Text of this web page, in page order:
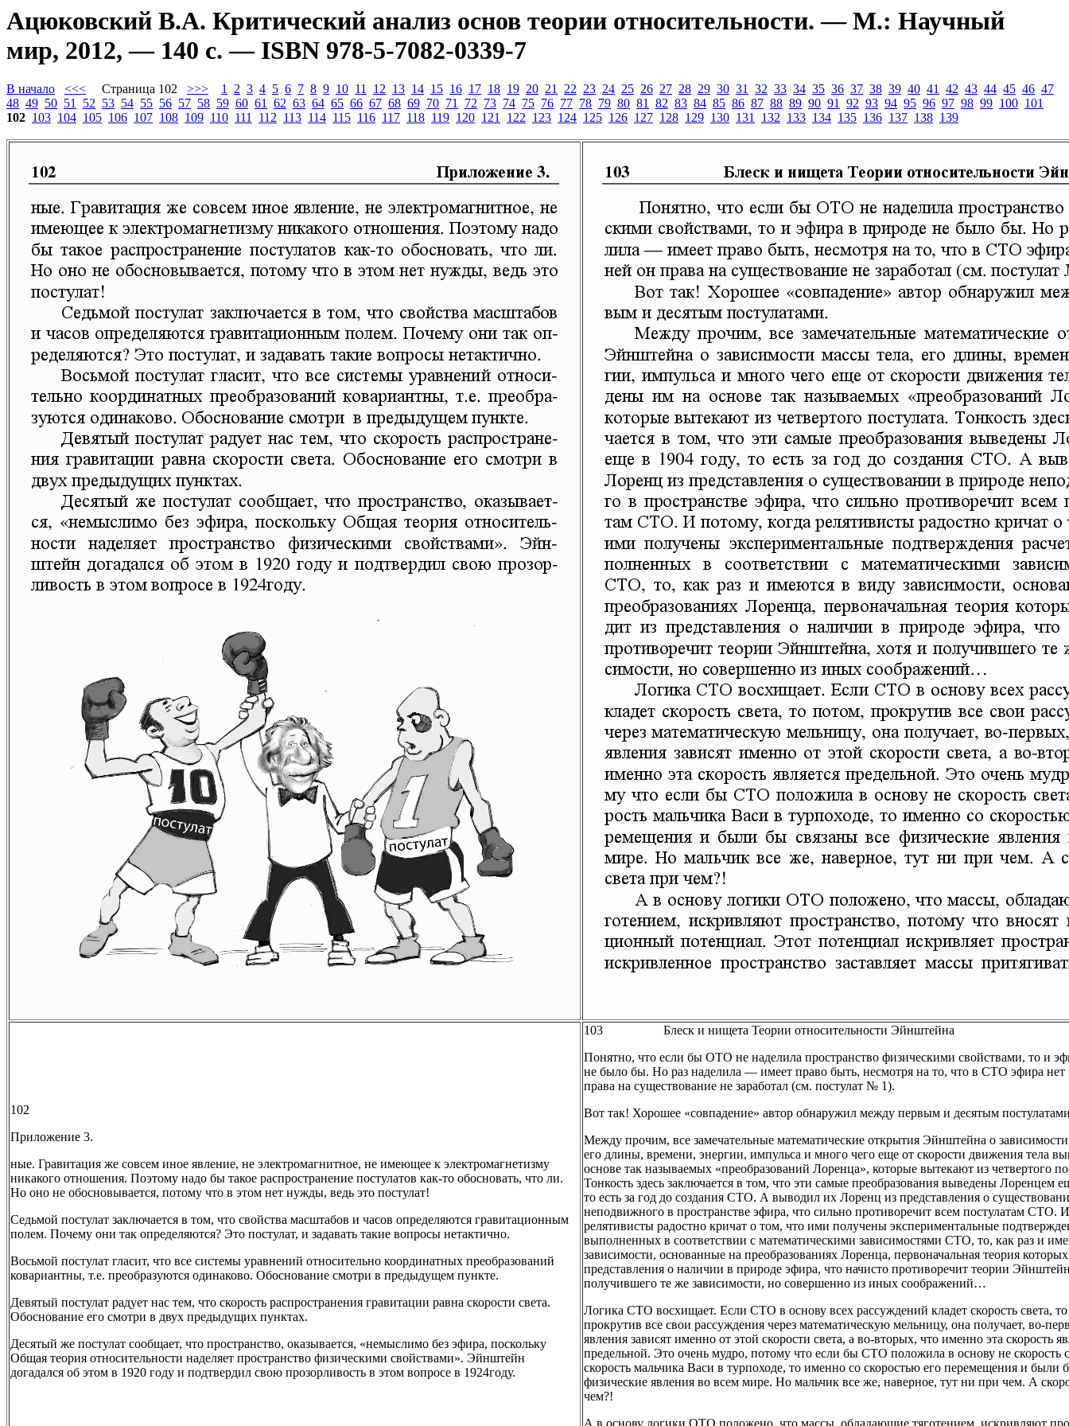
Ацюковский В.А. Критический анализ основ теории относительности. — М.: Научный
мир, 2012, — 140 с. — ISBN 978-5-7082-0339-7
В начало <<< Страница 102 >>> 1 2 3 4 5 6 7 8 9 10 11 12 13 14 15 16 17 18 19 20 21 22 23 24 25 26 27 28 29 30 31 32 33 34 35 36 37 38 39 40 41 42 43 44 45 46 47
48 49 50 51 52 53 54 55 56 57 58 59 60 61 62 63 64 65 66 67 68 69 70 71 72 73 74 75 76 77 78 79 80 81 82 83 84 85 86 87 88 89 90 91 92 93 94 95 96 97 98 99 100 101
102 103 104 105 106 107 108 109 110 111 112 113 114 115 116 117 118 119 120 121 122 123 124 125 126 127 128 129 130 131 132 133 134 135 136 137 138 139
102
Приложение 3.
ные. Гравитация же совсем иное явление, не электромагнитное, не имеющее к электромагнетизму
никакого отношения. Поэтому надо бы такое распространение постулатов как-то обосновать, что ли.
Но оно не обосновывается, потому что в этом нет нужды, ведь это постулат!
Седьмой постулат заключается в том, что свойства масштабов и часов определяются гравитационным
полем. Почему они так определяются? Это постулат, и задавать такие вопросы нетактично.
Восьмой постулат гласит, что все системы уравнений относительно координатных преобразований
ковариантны, т.е. преобразуются одинаково. Обоснование смотри в предыдущем пункте.
Девятый постулат радует нас тем, что скорость распространения гравитации равна скорости света.
Обоснование его смотри в двух предыдущих пунктах.
Десятый же постулат сообщает, что пространство, оказывается, «немыслимо без эфира, поскольку
Общая теория относительности наделяет пространство физическими свойствами». Эйнштейн
догадался об этом в 1920 году и подтвердил свою прозорливость в этом вопросе в 1924году.
103 Блеск и нищета Теории относительности Эйнштейна
Понятно, что если бы ОТО не наделила пространство физическими свойствами, то и
не было бы. Но раз наделила — имеет право быть, несмотря на то, что в СТО эфира нет
права на существование не заработал (см. постулат № 1).
Вот так! Хорошее «совпадение» автор обнаружил между первым и десятым
Между прочим, все замечательные математические открытия Эйнштейна о
его длины, времени, энергии, импульса и много чего еще от скорости движения тела
основе так называемых «преобразований Лоренца», которые вытекают из четвертого
Тонкость здесь заключается в том, что эти самые преобразования выведены Лоренцем
то есть за год до создания СТО. А выводил их Лоренц из представления о
неподвижного в пространстве эфира, что сильно противоречит всем постулатам СТО.
релятивисты радостно кричат о том, что ими получены экспериментальные
выполненных в соответствии с математическими зависимостями СТО, то, как раз и
зависимости, основанные на преобразованиях Лоренца, первоначальная теория
представления о наличии в природе эфира, что начисто противоречит теории
получившего те же зависимости, но совершенно из иных соображений…
Логика СТО восхищает. Если СТО в основу всех рассуждений кладет скорость света,
прокрутив все свои рассуждения через математическую мельницу, она получает, во-
явления зависят именно от этой скорости света, а во-вторых, что именно эта скорость
предельной. Это очень мудро, потому что если бы СТО положила в основу не скорость
скорость мальчика Васи в турпоходе, то именно со скоростью его перемещения и были
физические явления во всем мире. Но мальчик все же, наверное, тут ни при чем. А
чем?!